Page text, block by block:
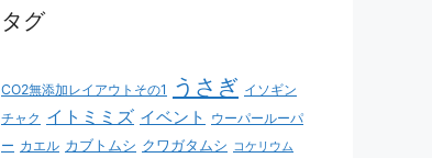
タグ
CO2無添加レイアウトその1 うさぎ イソギン
チャク イトミミズ イベント ウーパールーパ
ー カエル カブトムシ クワガタムシ コケリウム